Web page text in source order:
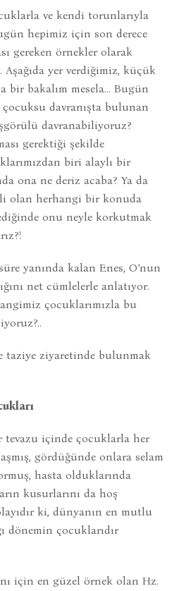
ve kendi torunlarıyla
hepimiz için son derece
gereken örnekler olarak
Aşağıda yer verdiğimiz, küçük
bir bakalım mesela… Bugün
davranışta bulunan
davranabiliyoruz?
gerektiği şekilde
biri alaylı bir
ona ne deriz acaba? Ya da
olan herhangi bir konuda
onu neyle korkutmak
yanında kalan Enes, O’nun
net cümlelerle anlatıyor.
çocuklarımızla bu
taziye ziyaretinde bulunmak
tevazu içinde çocuklarla her
gördüğünde onlara selam
hasta olduklarında
kusurlarını da hoş
ki, dünyanın en mutlu
dönemin çocuklarıdır
için en güzel örnek olan Hz.